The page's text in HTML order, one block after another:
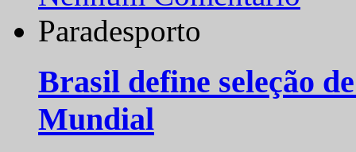
Paradesporto
Brasil define seleção
Mundial